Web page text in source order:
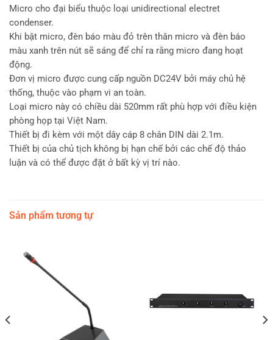
Micro cho đại biểu thuộc loại unidirectional electret
condenser.
Khi bật micro, đèn báo màu đỏ trên thân micro và đèn báo
màu xanh trên nút sẽ sáng để chỉ ra rằng micro đang hoạt
động.
Đơn vị micro được cung cấp nguồn DC24V bởi máy chủ hệ
thống, thuộc vào phạm vi an toàn.
Loại micro này có chiều dài 520mm rất phù hợp với điều kiện
phòng họp tại Việt Nam.
Thiết bị đi kèm với một dây cáp 8 chân DIN dài 2.1m.
Thiết bị của chủ tịch không bị hạn chế bởi các chế độ thảo
luận và có thể được đặt ở bất kỳ vị trí nào.
Sản phẩm tương tự